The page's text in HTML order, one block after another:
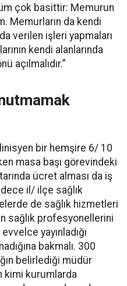
çok basittir: Memurun
Memurların da kendi
verilen işleri yapmaları
kendi alanlarında
açılmalıdır.”
bir hemşire 6/ 10
masa başı görevindeki
ücret alması da iş
il/ ilçe sağlık
de sağlık hizmetleri
sağlık profesyonellerini
yayınladığı
bakmalı. 300
belirlediği müdür
kimi kurumlarda